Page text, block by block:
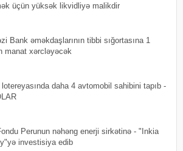
üçün yüksək likvidliyə malikdir
Bank əməkdaşlarının tibbi sığortasına 1
manat xərcləyəcək
daha 4 avtomobil sahibini tapıb -
Perunun nəhəng enerji sirkətinə - "Inkia
investisiya edib